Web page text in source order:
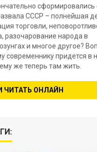
сформировались
СССР – полнейшая
торговли,
разочарование народа в
и многое другое?
современнику придется в
же теперь там жить.
ЧИТАТЬ ОНЛАЙН